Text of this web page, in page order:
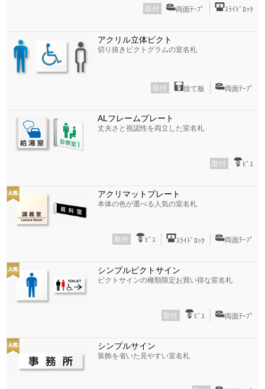
取付 両面ﾃｰﾌﾟ ｽﾗｲﾄﾞﾛｯｸ
アクリル立体ピクト
切り抜きピクトグラムの室名札
取付 捨て板 両面ﾃｰﾌﾟ
ALフレームプレート
丈夫さと視認性を両立した室名札
取付 ﾋﾞｽ
アクリマットプレート
本体の色が選べる人気の室名札
取付 ﾋﾞｽ ｽﾗｲﾄﾞﾛｯｸ 両面ﾃｰﾌﾟ
シンプルピクトサイン
ピクトサインの種類限定お買い得な室名札
取付 ﾋﾞｽ 両面ﾃｰﾌﾟ
シンプルサイン
装飾を省いた見やすい室名札